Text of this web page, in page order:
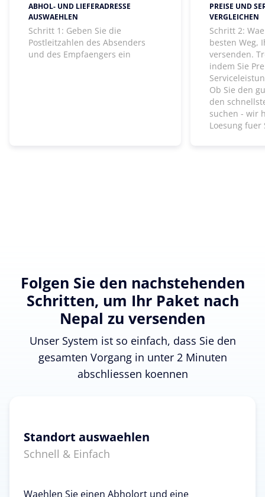
ABHOL- UND LIEFERADRESSE
AUSWAEHLEN
Schritt 1: Geben Sie die
Postleitzahlen des Absenders
und des Empfaengers ein
PREISE UND
VERGLEICHEN
Schritt 2:
besten Weg,
versenden.
indem Sie
Ob Sie den
den
suchen - wir
Loesung fuer
Folgen Sie den nachstehenden
Schritten, um Ihr Paket nach
Nepal zu versenden
Unser System ist so einfach, dass Sie den
gesamten Vorgang in unter 2 Minuten
abschliessen koennen
Standort auswaehlen
Schnell & Einfach
Waehlen Sie einen Abholort und eine